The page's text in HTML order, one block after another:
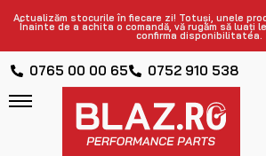
Actualizăm stocurile în fiecare zi! Totuși, unele
Înainte de a achita o comandă, vă rugăm să luați
confirma disponibilitatea.
0765 00 00 65 0752 910 538